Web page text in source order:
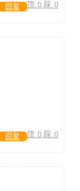
顶: 0 踩: 0
回复
顶: 0 踩: 0
回复